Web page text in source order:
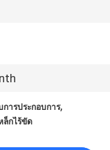
การประกอบการ,
ล็กไร้ขัด